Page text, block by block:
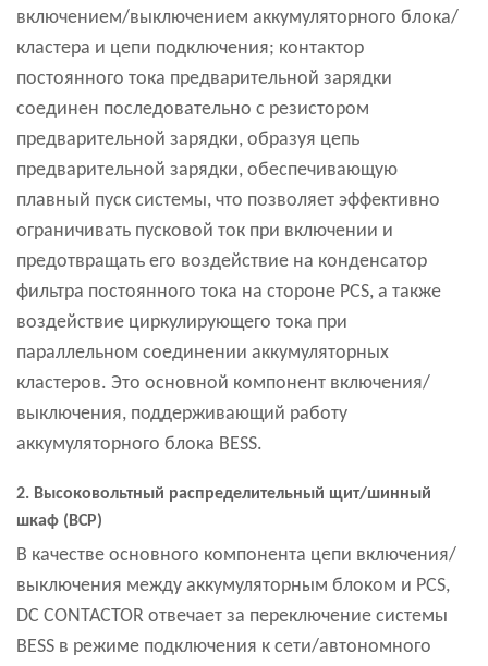
включением/выключением аккумуляторного блока/
кластера и цепи подключения; контактор
постоянного тока предварительной зарядки
соединен последовательно с резистором
предварительной зарядки, образуя цепь
предварительной зарядки, обеспечивающую
плавный пуск системы, что позволяет эффективно
ограничивать пусковой ток при включении и
предотвращать его воздействие на конденсатор
фильтра постоянного тока на стороне PCS, а также
воздействие циркулирующего тока при
параллельном соединении аккумуляторных
кластеров. Это основной компонент включения/
выключения, поддерживающий работу
аккумуляторного блока BESS.
2. Высоковольтный распределительный щит/шинный
шкаф (BCP)
В качестве основного компонента цепи включения/
выключения между аккумуляторным блоком и PCS,
DC CONTACTOR отвечает за переключение системы
BESS в режиме подключения к сети/автономного